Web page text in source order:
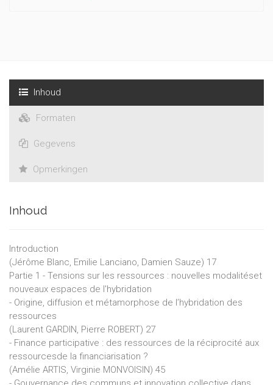
Inhoud
Formaten
Gegevens
Opmerkingen
Inhoud
Introduction
(Jérôme Blanc, Emilie Lanciano, Damien Sauze) 17
Partie 1 - Tensions sur les ressources : nouvelles modalitéset
nouveaux espaces de l'hybridation
- Origine, diffusion et métamorphose de l’hybridation des
ressources
(Laurent GARDIN, Pierre ROBERT) 27
- Finance participative : des ressources de la réciprocité aux
ressourcesde la financiarisation ?
(Amélie ARTIS, Virginie MONVOISIN) 45